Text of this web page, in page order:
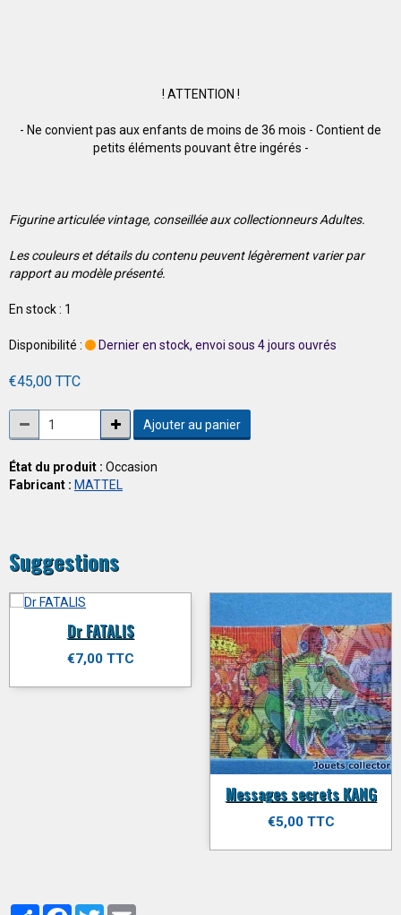
! ATTENTION !
- Ne convient pas aux enfants de moins de 36 mois - Contient de
petits éléments pouvant être ingérés -
Figurine articulée vintage, conseillée aux collectionneurs Adultes.
Les couleurs et détails du contenu peuvent légèrement varier par
rapport au modèle présenté.
En stock : 1
Disponibilité : Dernier en stock, envoi sous 4 jours ouvrés
€45,00 TTC
Ajouter au panier
État du produit : Occasion
Fabricant : MATTEL
Suggestions
Dr FATALIS
€7,00 TTC
Messages secrets KANG
€5,00 TTC
PartagerFacebook
Twitter